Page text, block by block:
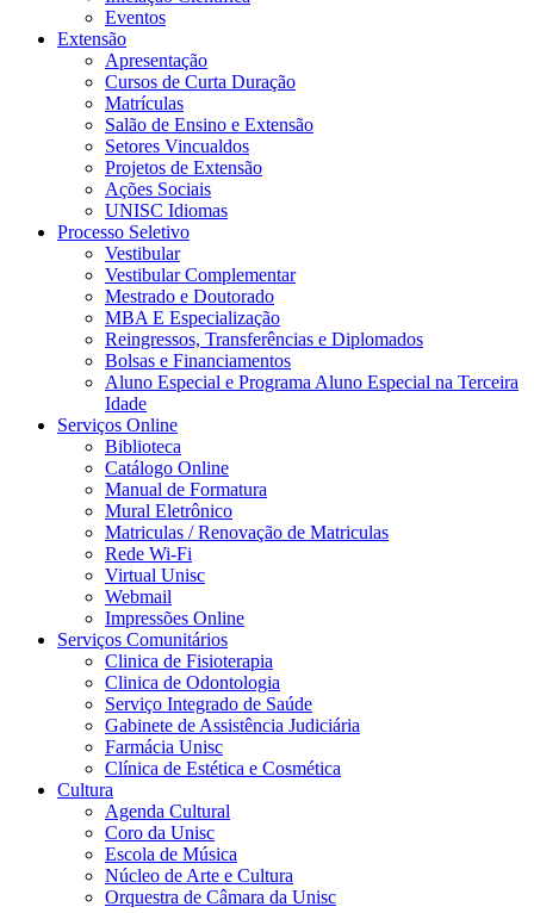
Eventos
Extensão
Apresentação
Cursos de Curta Duração
Matrículas
Salão de Ensino e Extensão
Setores Vincualdos
Projetos de Extensão
Ações Sociais
UNISC Idiomas
Processo Seletivo
Vestibular
Vestibular Complementar
Mestrado e Doutorado
MBA E Especialização
Reingressos, Transferências e Diplomados
Bolsas e Financiamentos
Aluno Especial e Programa Aluno Especial na Terceira
Idade
Serviços Online
Biblioteca
Catálogo Online
Manual de Formatura
Mural Eletrônico
Matriculas / Renovação de Matriculas
Rede Wi-Fi
Virtual Unisc
Webmail
Impressões Online
Serviços Comunitários
Clinica de Fisioterapia
Clinica de Odontologia
Serviço Integrado de Saúde
Gabinete de Assistência Judiciária
Farmácia Unisc
Clínica de Estética e Cosmética
Cultura
Agenda Cultural
Coro da Unisc
Escola de Música
Núcleo de Arte e Cultura
Orquestra de Câmara da Unisc